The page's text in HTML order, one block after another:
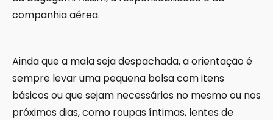
companhia aérea.
Ainda que a mala seja despachada, a orientação é
sempre levar uma pequena bolsa com itens
básicos ou que sejam necessários no mesmo ou nos
próximos dias, como roupas íntimas, lentes de